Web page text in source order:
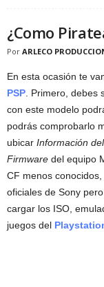
¿Como
Por ARLECO
En esta ocasión te
PSP . Primero, debes
con este modelo
podrás comprobarlo
ubicar Información
Firmware del equipo
CF menos
oficiales de Sony
cargar los ISO,
juegos del